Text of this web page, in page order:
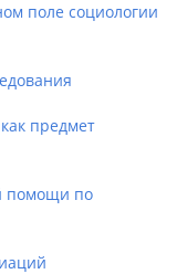
поле социологии
предмет
помощи по